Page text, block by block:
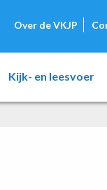
Over de VKJP
Kijk- en leesvoer